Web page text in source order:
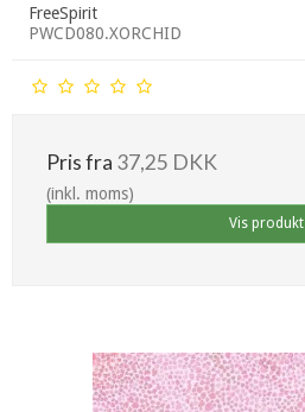
FreeSpirit
PWCD080.XORCHID
Pris fra 37,25 DKK
(inkl. moms)
Vis produkt